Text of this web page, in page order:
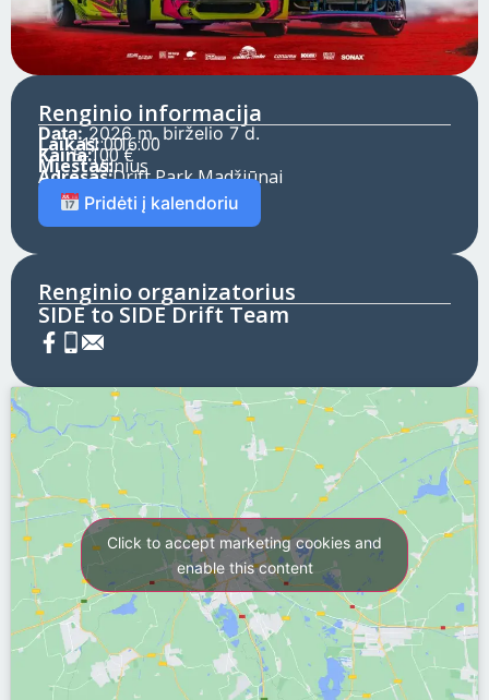
Renginio informacija
Data:2026 m. birželio 7 d.
Laikas:11:00 -16:00
Kaina:5-100 €
Miestas:Vilnius
Adresas:Drift Park Madžiūnai
Pridėti į kalendoriu
Renginio organizatorius
SIDE to SIDE Drift Team
Click to accept marketing cookies and
enable this content